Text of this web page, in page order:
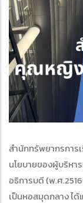
สำนักทรัพยากรกา
นโยบายของผู้บริหา
อธิการบดี (พ.ศ
เป็นหอสมุดกลาง ไ